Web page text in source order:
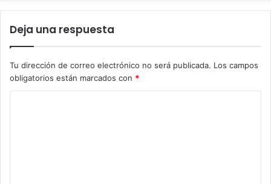
Deja una respuesta
Tu dirección de correo electrónico no será publicada. Los campos
obligatorios están marcados con *